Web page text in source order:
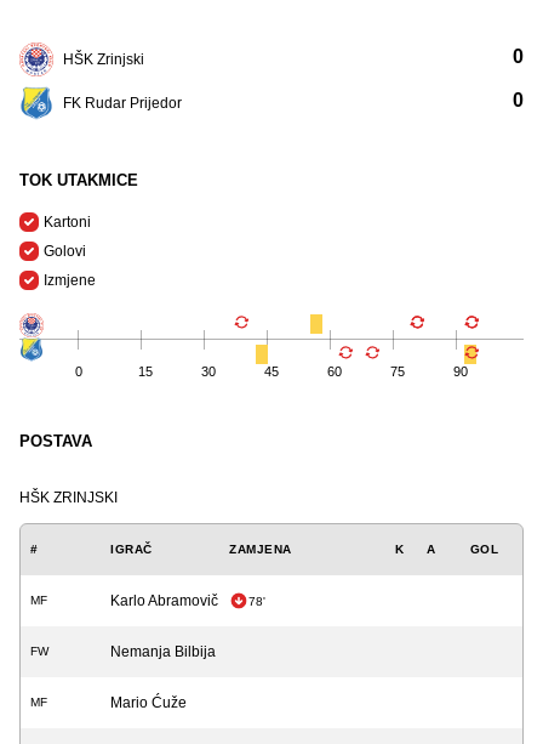
HŠK Zrinjski
FK Rudar Prijedor
0
0
TOK UTAKMICE
Kartoni
Golovi
Izmjene
0 15 30 45 60 75 90
POSTAVA
HŠK ZRINJSKI
# IGRAČ ZAMJENA K A GOL
MF Karlo Abramovič 78'
FW Nemanja Bilbija
MF Mario Ćuže